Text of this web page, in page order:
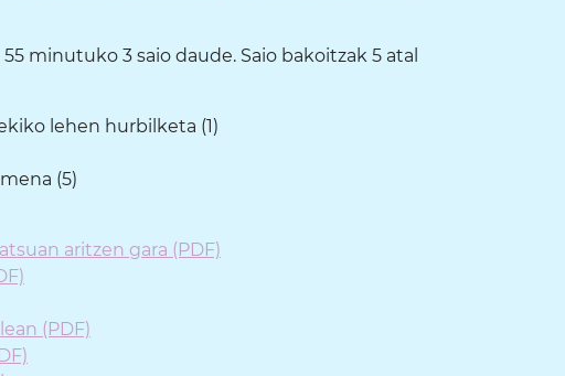
minutuko 3 saio daude. Saio bakoitzak 5 atal
lehen hurbilketa (1)
(5)
aritzen gara (PDF)
(PDF)